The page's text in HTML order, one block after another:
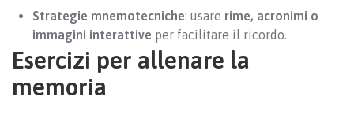
Strategie mnemotecniche: usare rime, acronimi o
immagini interattive per facilitare il ricordo.
Esercizi per allenare la
memoria